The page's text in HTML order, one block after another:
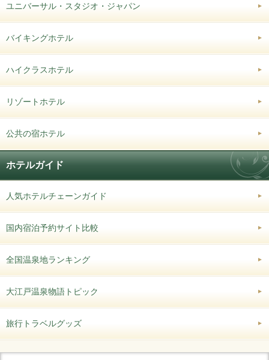
ユニバーサル・スタジオ・ジャパン
バイキングホテル
ハイクラスホテル
リゾートホテル
公共の宿ホテル
ホテルガイド
人気ホテルチェーンガイド
国内宿泊予約サイト比較
全国温泉地ランキング
大江戸温泉物語トピック
旅行トラベルグッズ